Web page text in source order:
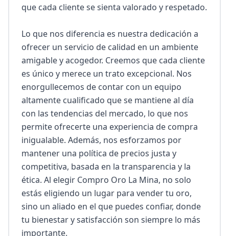
que cada cliente se sienta valorado y respetado.
Lo que nos diferencia es nuestra dedicación a
ofrecer un servicio de calidad en un ambiente
amigable y acogedor. Creemos que cada cliente
es único y merece un trato excepcional. Nos
enorgullecemos de contar con un equipo
altamente cualificado que se mantiene al día
con las tendencias del mercado, lo que nos
permite ofrecerte una experiencia de compra
inigualable. Además, nos esforzamos por
mantener una política de precios justa y
competitiva, basada en la transparencia y la
ética. Al elegir Compro Oro La Mina, no solo
estás eligiendo un lugar para vender tu oro,
sino un aliado en el que puedes confiar, donde
tu bienestar y satisfacción son siempre lo más
importante.